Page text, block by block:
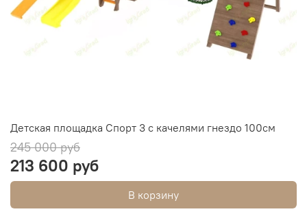
Детская площадка Спорт 3 с качелями гнездо 100см
245 000 руб
213 600 руб
В корзину